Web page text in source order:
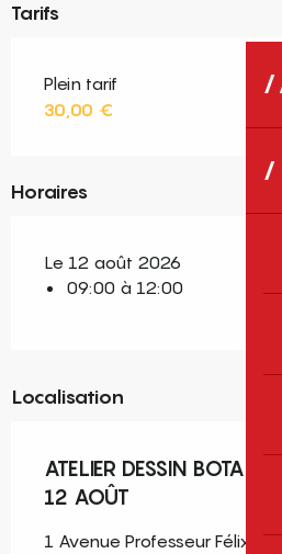
Tarifs
Plein tarif
30,00 €
Horaires
Le 12 août 2026
09:00 à 12:00
Localisation
ATELIER DESSIN
12 AOÛT
1 Avenue Professeur Félix